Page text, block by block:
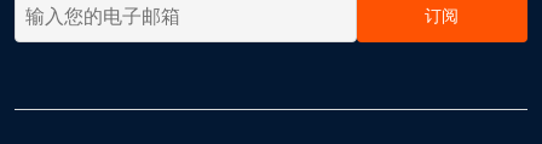
订阅